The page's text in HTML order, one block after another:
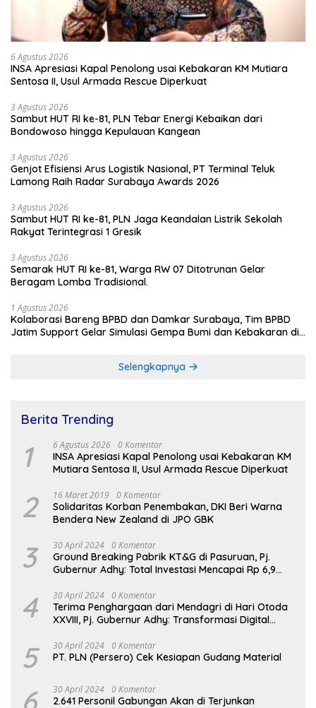
6 Agustus 2026
INSA Apresiasi Kapal Penolong usai Kebakaran KM Mutiara
Sentosa II, Usul Armada Rescue Diperkuat
3 Agustus 2026
Sambut HUT RI ke-81, PLN Tebar Energi Kebaikan dari
Bondowoso hingga Kepulauan Kangean
3 Agustus 2026
Genjot Efisiensi Arus Logistik Nasional, PT Terminal Teluk
Lamong Raih Radar Surabaya Awards 2026
3 Agustus 2026
Sambut HUT RI ke-81, PLN Jaga Keandalan Listrik Sekolah
Rakyat Terintegrasi 1 Gresik
3 Agustus 2026
Semarak HUT RI ke-81, Warga RW 07 Ditotrunan Gelar
Beragam Lomba Tradisional.
1 Agustus 2026
Kolaborasi Bareng BPBD dan Damkar Surabaya, Tim BPBD
Jatim Support Gelar Simulasi Gempa Bumi dan Kebakaran di
Selengkapnya
Berita Trending
1 6 Agustus 2026 0 Komentar
INSA Apresiasi Kapal Penolong usai Kebakaran KM
Mutiara Sentosa II, Usul Armada Rescue Diperkuat
2 16 Maret 2019 0 Komentar
Solidaritas Korban Penembakan, DKI Beri Warna
Bendera New Zealand di JPO GBK
3 30 April 2024 0 Komentar
Ground Breaking Pabrik KT&G di Pasuruan, Pj.
Gubernur Adhy: Total Investasi Mencapai Rp 6,9
4 30 April 2024 0 Komentar
Terima Penghargaan dari Mendagri di Hari Otoda
XXVIII, Pj. Gubernur Adhy: Transformasi Digital
Keberhasilan Jatim
5 30 April 2024 0 Komentar
PT. PLN (Persero) Cek Kesiapan Gudang Material
30 April 2024 0 Komentar
2.641 Personil Gabungan Akan di Terjunkan